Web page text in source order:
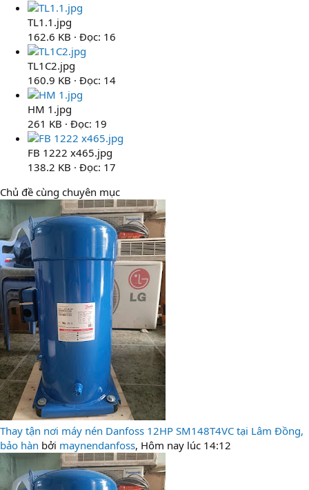
TL1.1.jpg
162.6 KB · Đọc: 16
TL1C2.jpg
160.9 KB · Đọc: 14
HM 1.jpg
261 KB · Đọc: 19
FB 1222 x465.jpg
138.2 KB · Đọc: 17
Chủ đề cùng chuyên mục
Thay tận nơi máy nén Danfoss 12HP SM148T4VC tại Lâm Đồng,
bảo hàn bởi maynendanfoss, Hôm nay lúc 14:12